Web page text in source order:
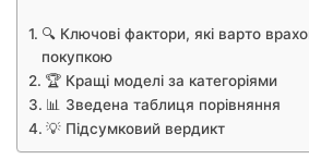
🔍 Ключові фактори, які варто
покупкою
🏆 Кращі моделі за категоріями
📊 Зведена таблиця порівняння
💡 Підсумковий вердикт